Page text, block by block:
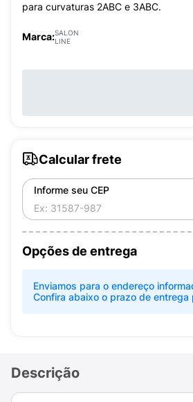
para curvaturas 2ABC e 3ABC.
Marca:SALON
LINE
Calcular frete
Informe seu CEP
Opções de entrega
Enviamos para o endereço
Confira abaixo o prazo de entrega
Descrição